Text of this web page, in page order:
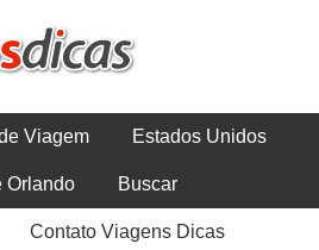
Viagem Estados Unidos
Orlando Buscar
Contato Viagens Dicas